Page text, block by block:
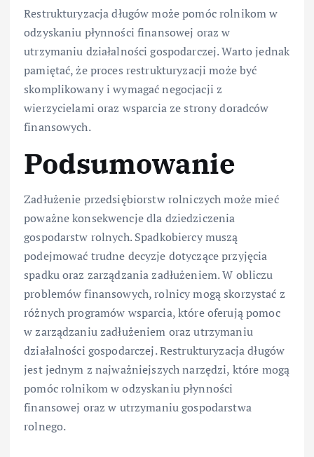
Restrukturyzacja długów może pomóc rolnikom w
odzyskaniu płynności finansowej oraz w
utrzymaniu działalności gospodarczej. Warto jednak
pamiętać, że proces restrukturyzacji może być
skomplikowany i wymagać negocjacji z
wierzycielami oraz wsparcia ze strony doradców
finansowych.
Podsumowanie
Zadłużenie przedsiębiorstw rolniczych może mieć
poważne konsekwencje dla dziedziczenia
gospodarstw rolnych. Spadkobiercy muszą
podejmować trudne decyzje dotyczące przyjęcia
spadku oraz zarządzania zadłużeniem. W obliczu
problemów finansowych, rolnicy mogą skorzystać z
różnych programów wsparcia, które oferują pomoc
w zarządzaniu zadłużeniem oraz utrzymaniu
działalności gospodarczej. Restrukturyzacja długów
jest jednym z najważniejszych narzędzi, które mogą
pomóc rolnikom w odzyskaniu płynności
finansowej oraz w utrzymaniu gospodarstwa
rolnego.